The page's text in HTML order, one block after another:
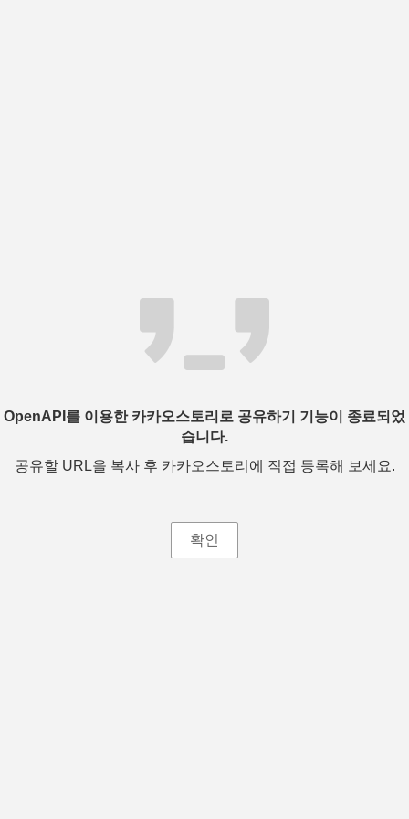
OpenAPI를 이용한 카카오스토리로 공유하기 기능이 종료되었
습니다.
공유할 URL을 복사 후 카카오스토리에 직접 등록해 보세요.
확인